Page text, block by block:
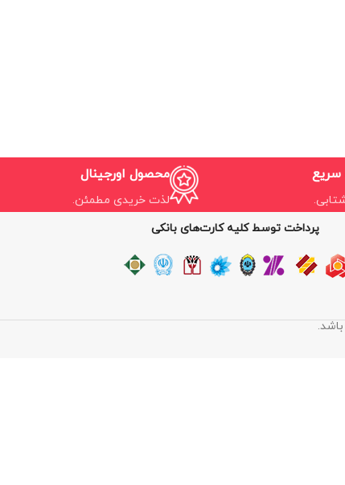
سریع محصول اورجینال
لذت خریدی مطمئن.
پرداخت توسط کلیه کارت‌های بانکی